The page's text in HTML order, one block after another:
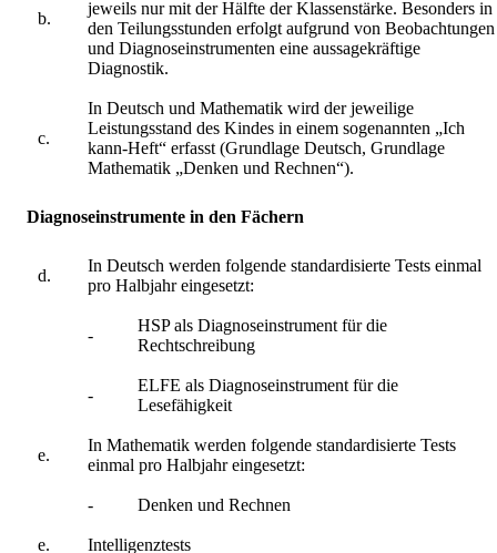
b.
jeweils nur mit der Hälfte der Klassenstärke. Besonders in
den Teilungsstunden erfolgt aufgrund von Beobachtungen
und Diagnoseinstrumenten eine aussagekräftige
Diagnostik.
c.
In Deutsch und Mathematik wird der jeweilige
Leistungsstand des Kindes in einem sogenannten „Ich
kann-Heft“ erfasst (Grundlage Deutsch, Grundlage
Mathematik „Denken und Rechnen“).
Diagnoseinstrumente in den Fächern
d.
In Deutsch werden folgende standardisierte Tests einmal
pro Halbjahr eingesetzt:
-
HSP als Diagnoseinstrument für die
Rechtschreibung
-
ELFE als Diagnoseinstrument für die
Lesefähigkeit
e.
In Mathematik werden folgende standardisierte Tests
einmal pro Halbjahr eingesetzt:
- Denken und Rechnen
e. Intelligenztests